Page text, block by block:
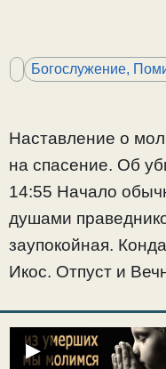
Богослужение,
Наставление о
на спасение. Об
14:55 Начало
душами
заупокойная.
Икос. Отпуст и
▶